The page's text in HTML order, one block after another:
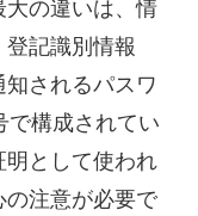
の違いは、情
記識別情報
されるパスワ
で構成されてい
明として使われ
の注意が必要で